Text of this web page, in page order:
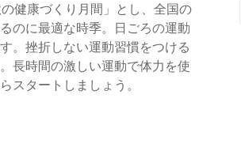
健康づくり月間」とし、全国の
のに最適な時季。日ごろの運動
。挫折しない運動習慣をつける
長時間の激しい運動で体力を使
スタートしましょう。